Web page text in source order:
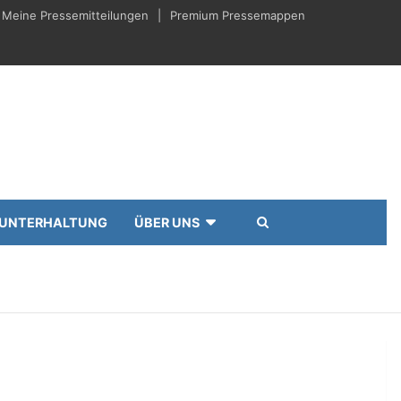
Meine Pressemitteilungen Premium Pressemappen
UNTERHALTUNG ÜBER UNS